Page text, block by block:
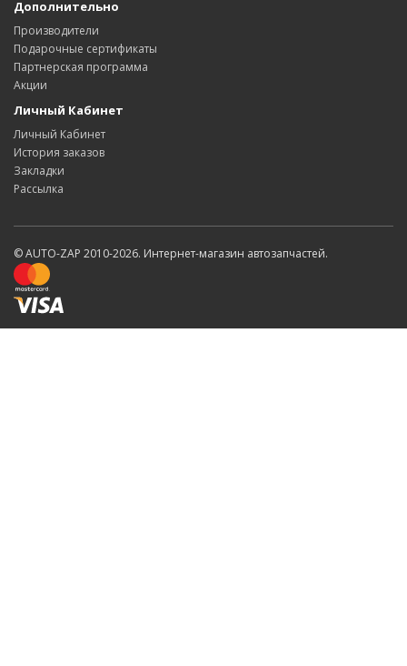
Дополнительно
Производители
Подарочные сертификаты
Партнерская программа
Акции
Личный Кабинет
Личный Кабинет
История заказов
Закладки
Рассылка
© AUTO-ZAP 2010-2026. Интернет-магазин автозапчастей.